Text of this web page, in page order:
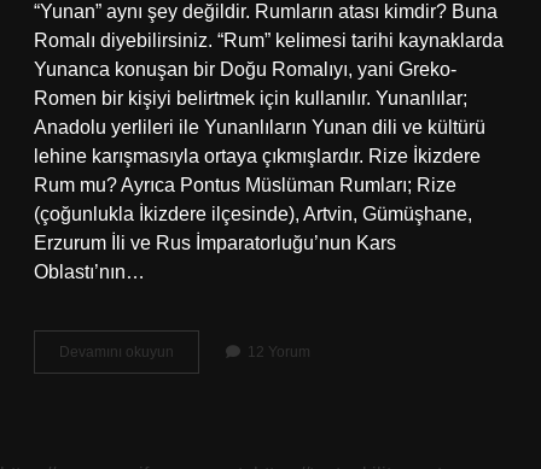
“Yunan” aynı şey değildir. Rumların atası kimdir? Buna
Romalı diyebilirsiniz. “Rum” kelimesi tarihi kaynaklarda
Yunanca konuşan bir Doğu Romalıyı, yani Greko-
Romen bir kişiyi belirtmek için kullanılır. Yunanlılar;
Anadolu yerlileri ile Yunanlıların Yunan dili ve kültürü
lehine karışmasıyla ortaya çıkmışlardır. Rize İkizdere
Rum mu? Ayrıca Pontus Müslüman Rumları; Rize
(çoğunlukla İkizdere ilçesinde), Artvin, Gümüşhane,
Erzurum İli ve Rus İmparatorluğu’nun Kars
Oblastı’nın…
Devamını okuyun Osmanlı
Rûm
12 Yorum